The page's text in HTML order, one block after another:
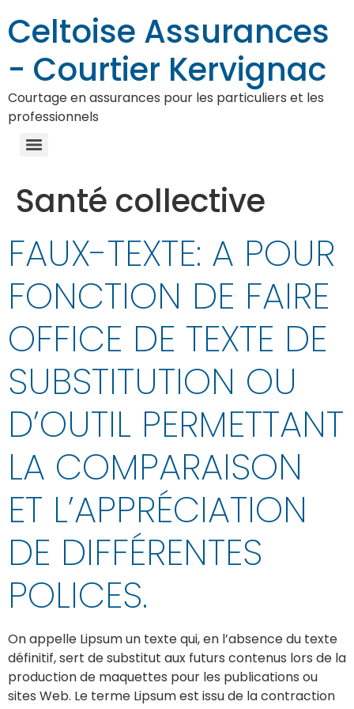
Celtoise Assurances
- Courtier Kervignac
Courtage en assurances pour les particuliers et les
professionnels
Santé collective
FAUX-TEXTE: A POUR
FONCTION DE FAIRE
OFFICE DE TEXTE DE
SUBSTITUTION OU
D’OUTIL PERMETTANT
LA COMPARAISON
ET L’APPRÉCIATION
DE DIFFÉRENTES
POLICES.
On appelle Lipsum un texte qui, en l’absence du texte
définitif, sert de substitut aux futurs contenus lors de la
production de maquettes pour les publications ou
sites Web. Le terme Lipsum est issu de la contraction